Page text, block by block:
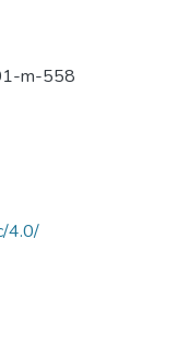
m-558
4.0/